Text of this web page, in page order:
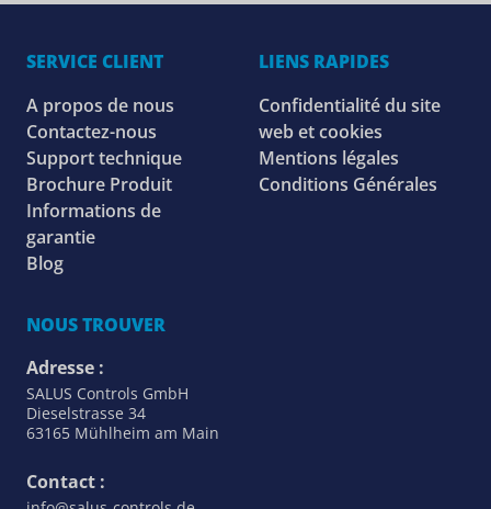
SERVICE CLIENT
A propos de nous
Contactez-nous
Support technique
Brochure Produit
Informations de
garantie
Blog
LIENS RAPIDES
Confidentialité du site
web et cookies
Mentions légales
Conditions Générales
NOUS TROUVER
Adresse :
SALUS Controls GmbH
Dieselstrasse 34
63165 Mühlheim am Main
Contact :